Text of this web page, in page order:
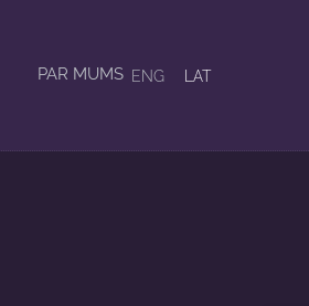
PAR MUMS ENG LAT